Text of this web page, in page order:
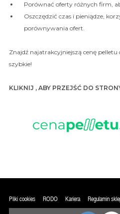
Porównać oferty różnych firm,
Oszczędzić czas i pieniądze,
porównywania ofert.
Znajdź najatrakcyjniejszą cenę
szybkie!
KLIKNIJ , ABY PRZEJŚĆ DO
Pliki cookies RODO Kariera Regulamin